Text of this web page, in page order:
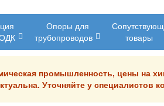
Опоры для
трубопроводов
товары
промышленность, цены на
Уточняйте у